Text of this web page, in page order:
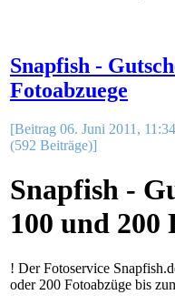
Snapfish -
Fotoabzuege
[Beitrag 06. Juni 2011,
(592 Beiträge)]
Snapfish -
100 und 200
! Der Fotoservice
oder 200 Fotoabzüge bis